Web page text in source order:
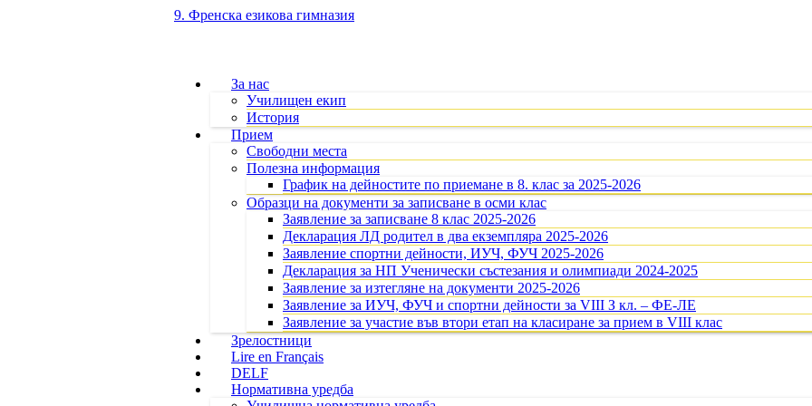
9. Френска езикова гимназия
За нас
Училищен екип
История
Прием
Свободни места
Полезна информация
График на дейностите по приемане в 8. клас за 2025-2026
Образци на документи за записване в осми клас
Заявление за записване 8 клас 2025-2026
Декларация ЛД родител в два екземпляра 2025-2026
Заявление спортни дейности, ИУЧ, ФУЧ 2025-2026
Декларация за НП Ученически състезания и олимпиади 2024-2025
Заявление за изтегляне на документи 2025-2026
Заявление за ИУЧ, ФУЧ и спортни дейности за VIII З кл. – ФЕ-ЛЕ
Заявление за участие във втори етап на класиране за прием в VIII клас
Зрелостници
Lire en Français
DELF
Нормативна уредба